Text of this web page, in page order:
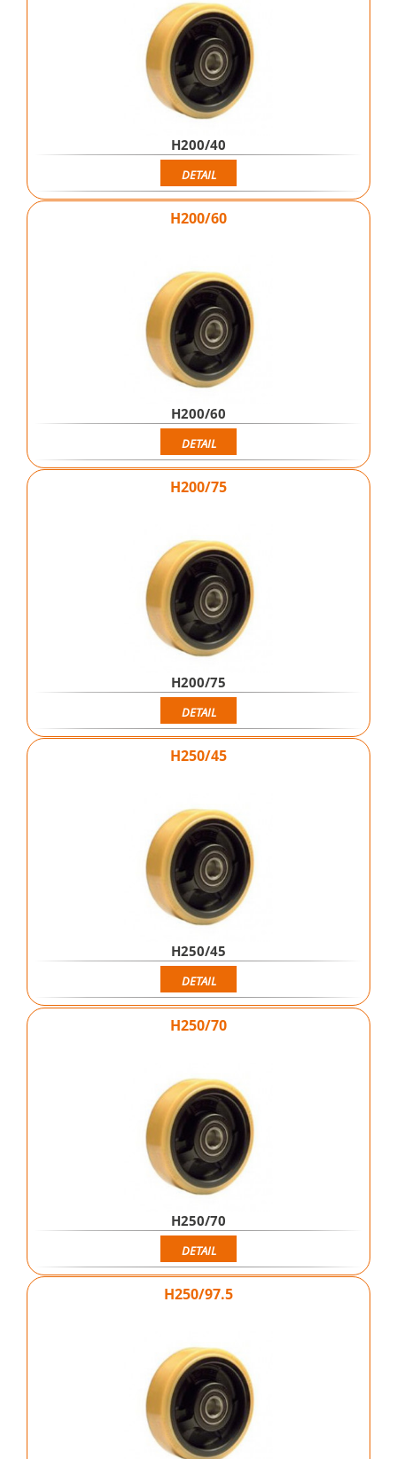
H200/40
DETAIL
H200/60
H200/60
DETAIL
H200/75
H200/75
DETAIL
H250/45
H250/45
DETAIL
H250/70
H250/70
DETAIL
H250/97.5